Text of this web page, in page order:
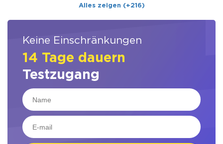
Alles zeigen (+216)
Keine Einschränkungen
14 Tage dauern
Testzugang